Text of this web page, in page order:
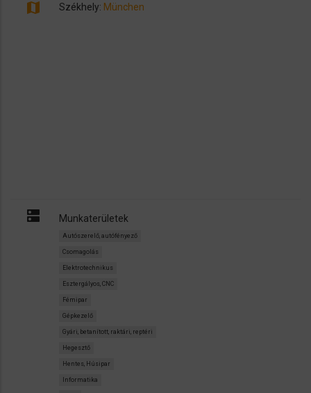
map Székhely: München
dns Munkaterületek
Autószerelő, autófényező
Csomagolás
Elektrotechnikus
Esztergályos, CNC
Fémipar
Gépkezelő
Gyári, betanított, raktári, reptéri
Hegesztő
Hentes, Húsipar
Informatika